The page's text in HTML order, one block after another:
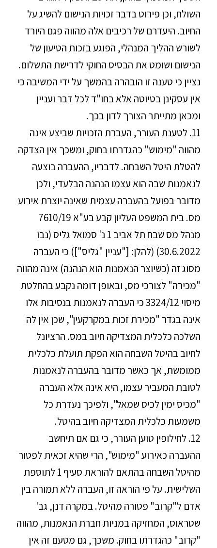
השולח, וכן פירוט בדבר זכויות הנישום להשיג על
החיוב. היעדרם של רכיבים אלה מהווה פגם היורד
לשורש ההליך המנהלי, הפוגע בזכות הטיעון של
הנישום ושומט את הבסיס החוקי לדרישת התשלום.
נציין כי טענה זו הובהרה בהמשך על ידי המשיבה כי
אין עסקינן בטיוטה אלא בחו"ד לכל דבר ועניין
ומכאן מתייתר הצורך לדון בכך.
11. לטענת העורר, העברת הזכויות שביצע אינה
מהווה "מימוש" כהגדרתו בחוק, ומשכך אין הצדקה
להטלת היטל השבחה. לדבריו, ההעברה בוצעה
לנאמנות שבה הוא עצמו הנהנה הבלעדי, ולכן
מדובר בפועל בהעברה עצמית שאינה יוצרת אירוע
מס. בית המשפט העליון קבע בע"א 7610/19
מנהל מס שבח תל אביב 1 נ' סמואל גליס (נבו
30.6.2022) (להלן: ["עניין "גליס"]) כי העברה
מסוג זה (כשיוצר הנאמנות הוא הנהנה) אינה מהווה
"מכירה" לצורכי מס, ובאופן דומה נקבע בהחלטת
מיסוי 3324/12 כי העברה לנאמנות בנסיבות אלו
אינה בגדר "מכירת זכות במקרקעין", שכן אין לה
השלכה כלכלית המצדיקה חיוב במס. הרציונל
לחיוב בהיטל השבחה הוא הפקת תועלת כלכלית
ממומשת, אך כאשר מדובר בהעברה לנאמנות
לטובת המעביר עצמו, היא אינה אלא העברה
"מכיס ימין לכיס שמאל", ולפיכך נעדרת כל
משמעות כלכלית המצדיקה חיוב בהיטל.
12. לחילופין טוען העורר, כי גם אם תיחשב
ההעברה כאירוע "מימוש", הרי שהיא זכאית לפטור
מהיטל השבחה בהתאם להוראת סעיף 1 לתוספת
השלישית. על פי הוראה זו, העברה ללא תמורה בין
אדם ל"קרוב" פטורה מהיטל. במקרה דנן, גב'
שטראוס, המחזיקה במניות חברת הנאמנות, מהווה
"קרוב" כהגדרתו בחוק. משכך, גם מטעם זה אין